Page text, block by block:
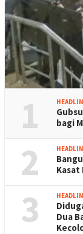
1
bagi
2
Kasat
3
Dua